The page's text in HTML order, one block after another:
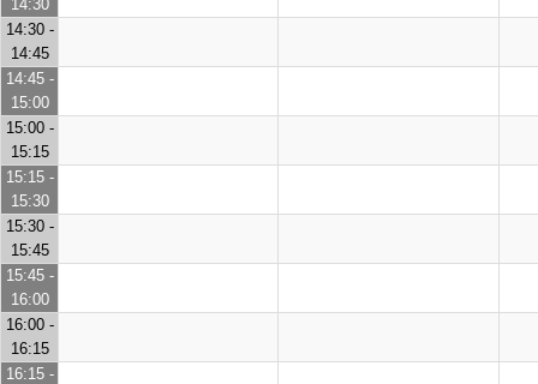
14:30
14:30 -
14:45
14:45 -
15:00
15:00 -
15:15
15:15 -
15:30
15:30 -
15:45
15:45 -
16:00
16:00 -
16:15
16:15 -